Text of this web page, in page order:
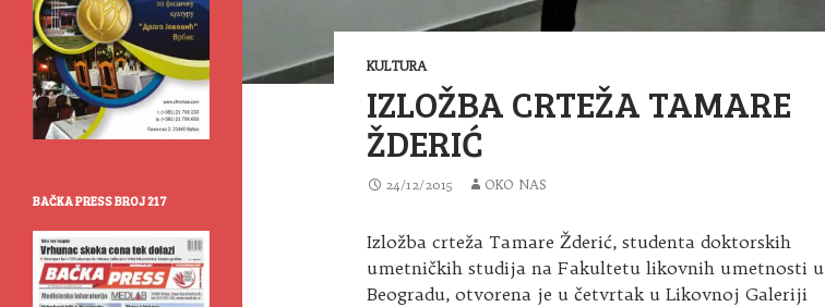
KULTURA
IZLOŽBA CRTEŽA TAMARE
ŽDERIĆ
24/12/2015 OKO NAS
Izložba crteža Tamare Žderić, studenta doktorskih
umetničkih studija na Fakultetu likovnih umetnosti u
Beogradu, otvorena je u četvrtak u Likovnoj Galeriji
BAČKA PRESS BROJ 217